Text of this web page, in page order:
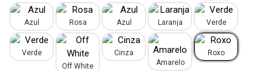
Azul Rosa Azul Laranja Verde
Verde
Off White
Cinza
Amarelo
Roxo